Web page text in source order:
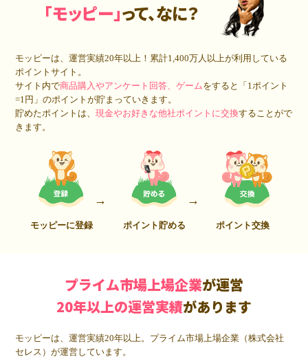
「モッピー」って、なに？
モッピーは、運営実績20年以上！累計1,400万人 以上が利用している
ポイントサイト。
サイト内で商品購入やアンケート回答、ゲームをすると「1ポイント
=1円」のポイントが貯まっていきます。
貯めたポイントは、現金やお好きな他社ポイントに交換することがで
きます。
モッピーに登録 ポイント貯める ポイント交換
プライム市場上場企業が運営
20年以上の運営実績があります
モッピーは、運営実績20年以上。プライム市場上場企業（株式会社
セレス）が運営しています。